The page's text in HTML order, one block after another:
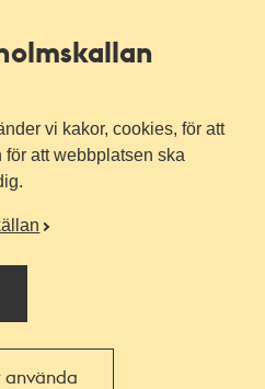
vi kakor, cookies, för att
att webbplatsen ska
använda